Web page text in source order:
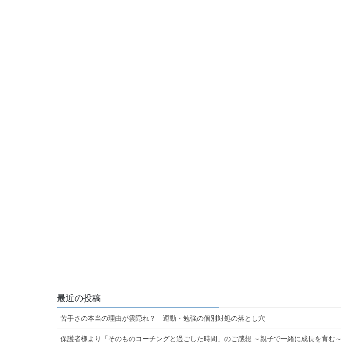
最近の投稿
苦手さの本当の理由が雲隠れ？ 運動・勉強の個別対処の落とし穴
保護者様より「そのものコーチングと過ごした時間」のご感想 ～親子で一緒に成長を育む～